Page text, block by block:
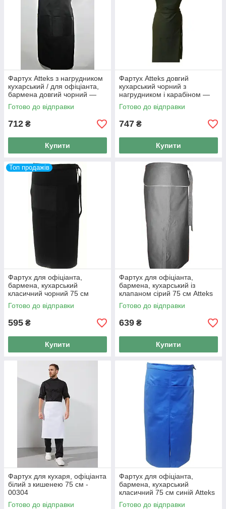
Фартух Atteks з нагрудником
кухарський / для офіціанта,
бармена довгий чорний —
00201
Готово до відправки
712 ₴
Купити
Фартух Atteks довгий
кухарський чорний з
нагрудником і карабіном —
00302
Готово до відправки
747 ₴
Купити
Топ продажів
Фартух для офіціанта,
бармена, кухарський
класичний чорний 75 см
Atteks — 00306
Готово до відправки
595 ₴
Купити
Фартух для офіціанта,
бармена, кухарський із
клапаном сірий 75 см Atteks
— 00312
Готово до відправки
639 ₴
Купити
Фартух для кухаря, офіціанта
білий з кишенею 75 см -
00304
Готово до відправки
Фартух для офіціанта,
бармена, кухарський
класичний 75 см синій Atteks
— 00309
Готово до відправки